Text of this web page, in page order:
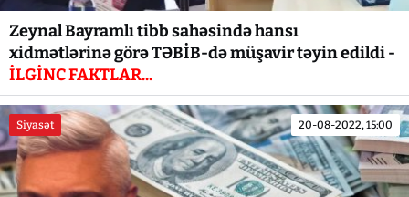
Zeynal Bayramlı tibb sahəsində hansı
xidmətlərinə görə TƏBİB-də müşavir təyin edildi -
İLGİNC FAKTLAR...
Siyasət 20-08-2022, 15:00